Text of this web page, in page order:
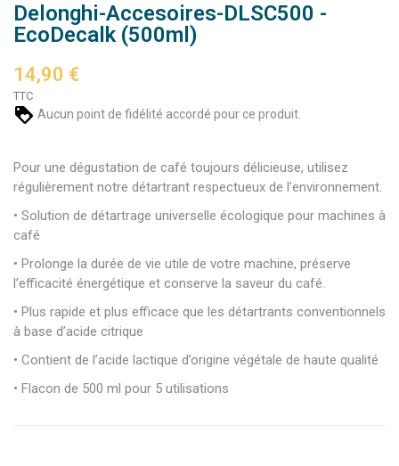
Delonghi-Accesoires-DLSC500 -
EcoDecalk (500ml)
14,90 €
TTC
Aucun point de fidélité accordé pour ce produit.
Pour une dégustation de café toujours délicieuse, utilisez
régulièrement notre détartrant respectueux de l’environnement.
• Solution de détartrage universelle écologique pour machines à
café
• Prolonge la durée de vie utile de votre machine, préserve
l’efficacité énergétique et conserve la saveur du café.
• Plus rapide et plus efficace que les détartrants conventionnels
à base d’acide citrique
• Contient de l’acide lactique d’origine végétale de haute qualité
• Flacon de 500 ml pour 5 utilisations